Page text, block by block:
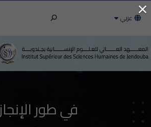
عربي
في طور الإنجاز
×